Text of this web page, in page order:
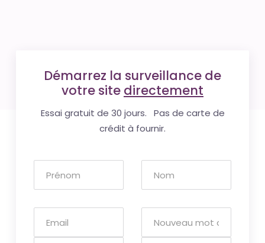
Démarrez la surveillance de
votre site directement
Essai gratuit de 30 jours. Pas de carte de
crédit à fournir.